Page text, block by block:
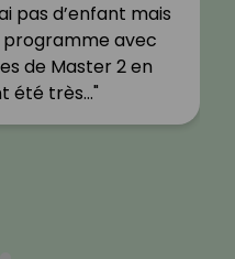
pas d’enfant mais
programme avec
de Master 2 en
été très…"